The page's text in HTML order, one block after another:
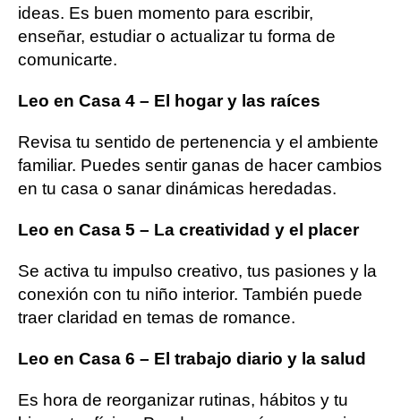
ideas. Es buen momento para escribir,
enseñar, estudiar o actualizar tu forma de
comunicarte.
Leo en Casa 4 – El hogar y las raíces
Revisa tu sentido de pertenencia y el ambiente
familiar. Puedes sentir ganas de hacer cambios
en tu casa o sanar dinámicas heredadas.
Leo en Casa 5 – La creatividad y el placer
Se activa tu impulso creativo, tus pasiones y la
conexión con tu niño interior. También puede
traer claridad en temas de romance.
Leo en Casa 6 – El trabajo diario y la salud
Es hora de reorganizar rutinas, hábitos y tu